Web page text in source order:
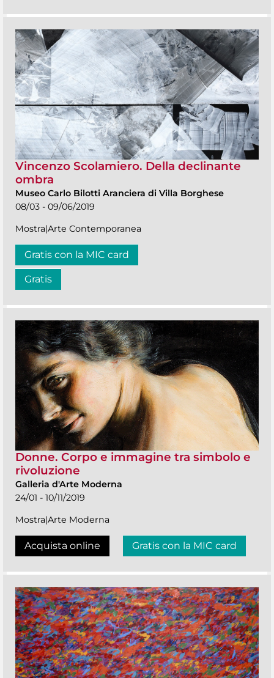
Vincenzo Scolamiero. Della declinante
ombra
Museo Carlo Bilotti Aranciera di Villa Borghese
08/03 - 09/06/2019
Mostra|Arte Contemporanea
Gratis con la MIC card
Gratis
Donne. Corpo e immagine tra simbolo e
rivoluzione
Galleria d'Arte Moderna
24/01 - 10/11/2019
Mostra|Arte Moderna
Acquista online Gratis con la MIC card